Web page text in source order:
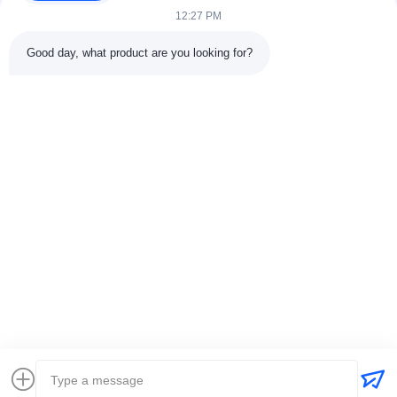
voor klanten in...
Thuis
Producten
12:27 PM
Good day, what product are you looking for?